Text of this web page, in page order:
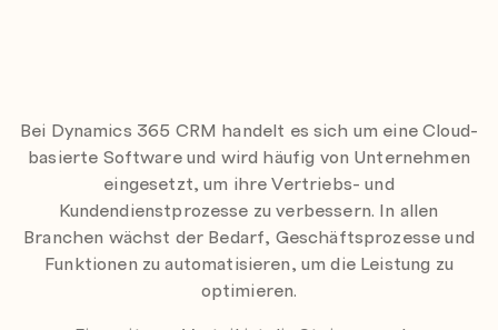
Bei Dynamics 365 CRM handelt es sich um eine Cloud-
basierte Software und wird häufig von Unternehmen
eingesetzt, um ihre Vertriebs- und
Kundendienstprozesse zu verbessern. In allen
Branchen wächst der Bedarf, Geschäftsprozesse und
Funktionen zu automatisieren, um die Leistung zu
optimieren.